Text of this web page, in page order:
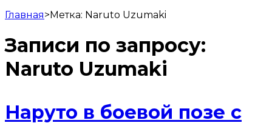
Главная>Метка: Naruto Uzumaki
Записи по запросу:
Naruto Uzumaki
Наруто в боевой позе с